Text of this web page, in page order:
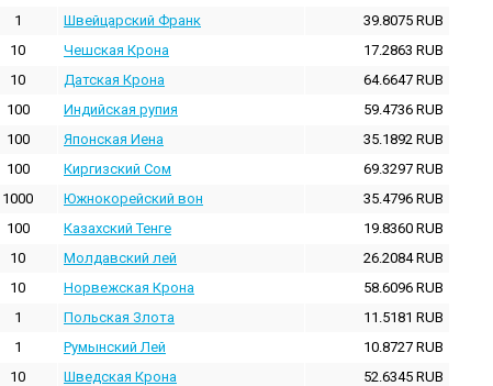
1 Швейцарский Франк 39.8075 RUB
10 Чешская Крона 17.2863 RUB
10 Датская Крона 64.6647 RUB
100 Индийская pупия 59.4736 RUB
100 Японская Иена 35.1892 RUB
100 Киргизский Сом 69.3297 RUB
1000 Южнокорейский вон 35.4796 RUB
100 Казахский Тенге 19.8360 RUB
10 Молдавский лей 26.2084RUB
10 Норвежская Крона 58.6096 RUB
1 Польская Злота 11.5181 RUB
1 Румынский Лей 10.8727 RUB
10 Шведская Крона 52.6345 RUB